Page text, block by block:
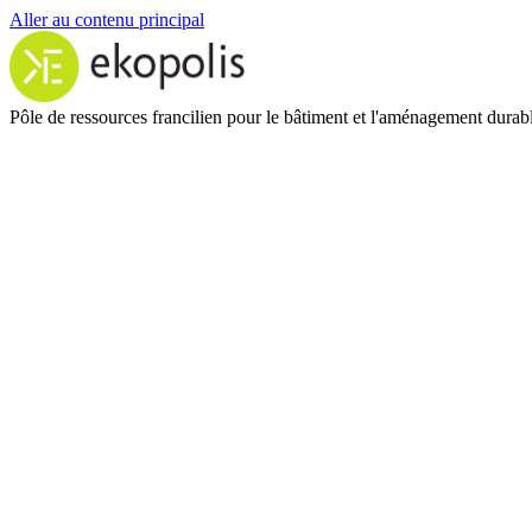
Aller au contenu principal
Pôle de ressources francilien pour le bâtiment et l'aménagement